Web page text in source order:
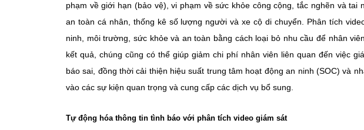
phạm về giới hạn (bảo vệ), vi phạm về sức khỏe công cộng, tắc nghẽn và
an toàn cá nhân, thống kê số lượng người và xe cộ di chuyển. Phân tích
ninh, môi trường, sức khỏe và an toàn bằng cách loại bỏ nhu cầu để nhân
kết quả, chúng cũng có thể giúp giảm chi phí nhân viên liên quan đến việc
báo sai, đồng thời cải thiện hiệu suất trung tâm hoạt động an ninh (SOC) và
vào các sự kiện quan trọng và cung cấp các dịch vụ bổ sung.
Tự động hóa thông tin tình báo với phân tích video giám sát